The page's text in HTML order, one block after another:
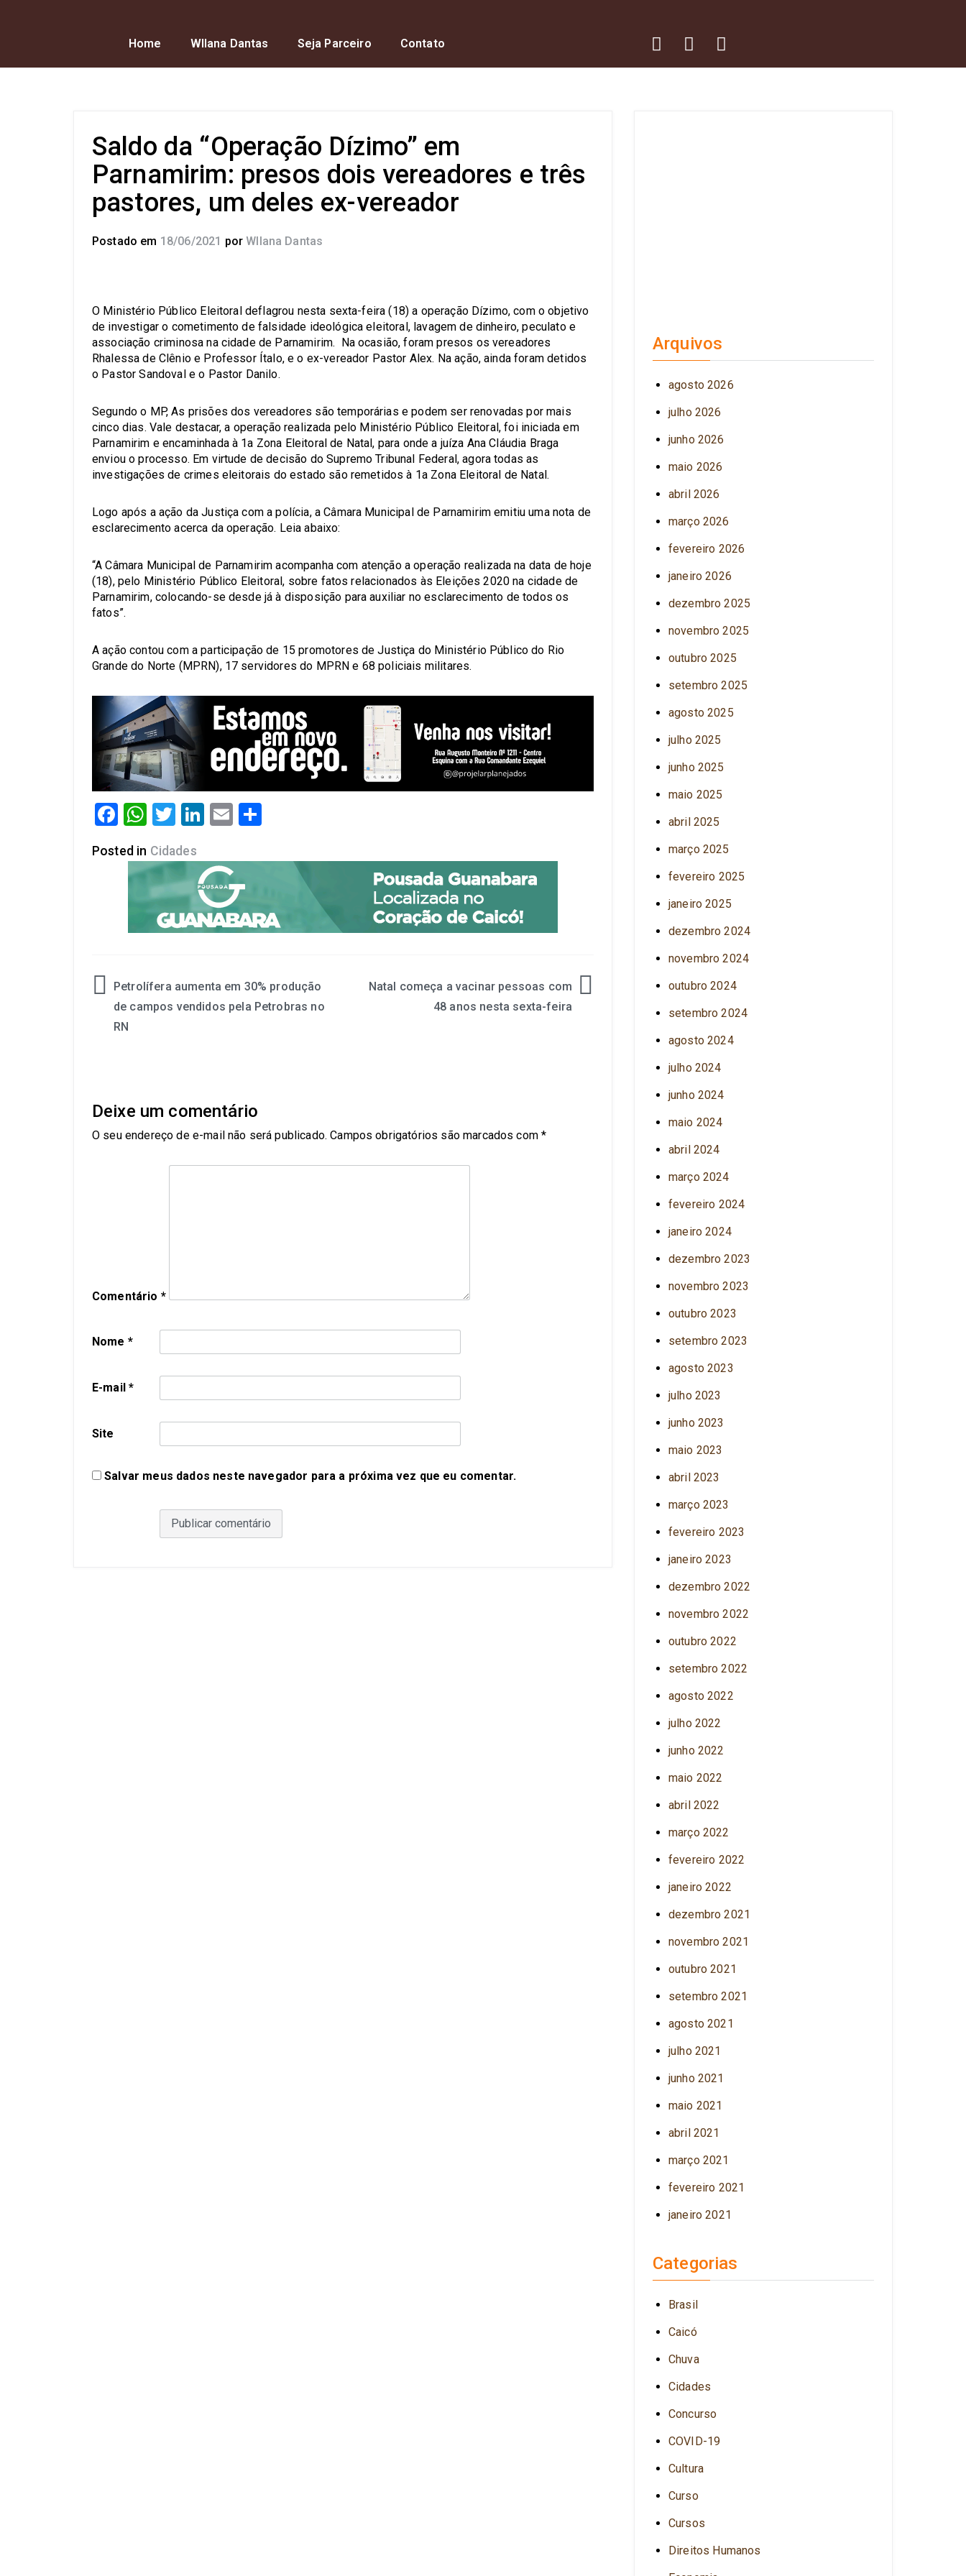
Home Wllana Dantas Seja Parceiro Contato
Saldo da “Operação Dízimo” em
Parnamirim: presos dois vereadores e três
pastores, um deles ex-vereador
Postado em 18/06/2021 por Wllana Dantas
O Ministério Público Eleitoral deflagrou nesta sexta-feira (18) a operação Dízimo, com o objetivo
de investigar o cometimento de falsidade ideológica eleitoral, lavagem de dinheiro, peculato e
associação criminosa na cidade de Parnamirim. Na ocasião, foram presos os vereadores
Rhalessa de Clênio e Professor Ítalo, e o ex-vereador Pastor Alex. Na ação, ainda foram detidos
o Pastor Sandoval e o Pastor Danilo.
Segundo o MP, As prisões dos vereadores são temporárias e podem ser renovadas por mais
cinco dias. Vale destacar, a operação realizada pelo Ministério Público Eleitoral, foi iniciada em
Parnamirim e encaminhada à 1a Zona Eleitoral de Natal, para onde a juíza Ana Cláudia Braga
enviou o processo. Em virtude de decisão do Supremo Tribunal Federal, agora todas as
investigações de crimes eleitorais do estado são remetidos à 1a Zona Eleitoral de Natal.
Logo após a ação da Justiça com a polícia, a Câmara Municipal de Parnamirim emitiu uma nota de
esclarecimento acerca da operação. Leia abaixo:
“A Câmara Municipal de Parnamirim acompanha com atenção a operação realizada na data de hoje
(18), pelo Ministério Público Eleitoral, sobre fatos relacionados às Eleições 2020 na cidade de
Parnamirim, colocando-se desde já à disposição para auxiliar no esclarecimento de todos os
fatos”.
A ação contou com a participação de 15 promotores de Justiça do Ministério Público do Rio
Grande do Norte (MPRN), 17 servidores do MPRN e 68 policiais militares.
Facebook
WhatsApp
Twitter
LinkedIn
Email
Posted in Cidades
Petrolífera aumenta em 30% produção
de campos vendidos pela Petrobras no
RN
Natal começa a vacinar pessoas com
48 anos nesta sexta-feira
Deixe um comentário
O seu endereço de e-mail não será publicado. Campos obrigatórios são marcados com*
Comentário *
Nome *
E-mail*
Site
Salvar meus dados neste navegador para a próxima vez que eu comentar.
Arquivos
agosto 2026
julho 2026
junho 2026
maio 2026
abril 2026
março 2026
fevereiro 2026
janeiro 2026
dezembro 2025
novembro 2025
outubro 2025
setembro 2025
agosto 2025
julho 2025
junho 2025
maio 2025
abril 2025
março 2025
fevereiro 2025
janeiro 2025
dezembro 2024
novembro 2024
outubro 2024
setembro 2024
agosto 2024
julho 2024
junho 2024
maio 2024
abril 2024
março 2024
fevereiro 2024
janeiro 2024
dezembro 2023
novembro 2023
outubro 2023
setembro 2023
agosto 2023
julho 2023
junho 2023
maio 2023
abril 2023
março 2023
fevereiro 2023
janeiro 2023
dezembro 2022
novembro 2022
outubro 2022
setembro 2022
agosto 2022
julho 2022
junho 2022
maio 2022
abril 2022
março 2022
fevereiro 2022
janeiro 2022
dezembro 2021
novembro 2021
outubro 2021
setembro 2021
agosto 2021
julho 2021
junho 2021
maio 2021
abril 2021
março 2021
fevereiro 2021
janeiro 2021
Categorias
Brasil
Caicó
Chuva
Cidades
Concurso
COVID-19
Cultura
Curso
Cursos
Direitos Humanos